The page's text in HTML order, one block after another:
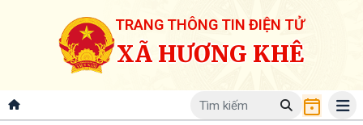
TRANG THÔNG TIN ĐIỆN TỬ
XÃ HƯƠNG KHÊ